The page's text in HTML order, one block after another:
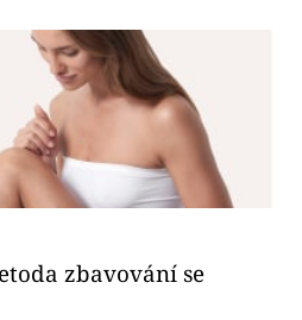
zbavování se